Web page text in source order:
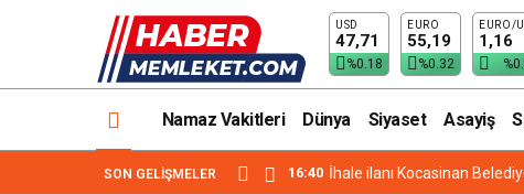
USD
47,71
%0.18
EURO
55,19
%0.32
EURO/
1,16
Namaz Vakitleri Dünya Siyaset Asayiş
SON GELIŞMELER 16:40 İhale ilanı Kocasinan
KAYSERİ ŞEKER’DE RANDEVU SİSTEMİ